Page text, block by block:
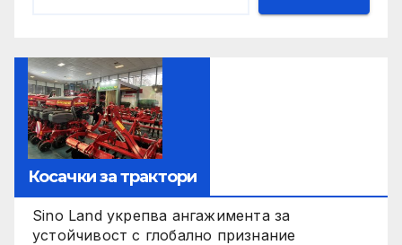
Косачки за трактори
Sino Land укрепва ангажимента за
устойчивост с глобално признание